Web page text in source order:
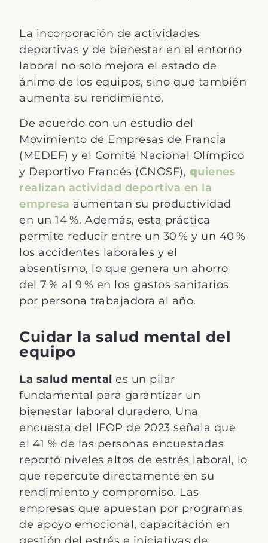
La incorporación de actividades
deportivas y de bienestar en el entorno
laboral no solo mejora el estado de
ánimo de los equipos, sino que también
aumenta su rendimiento.
De acuerdo con un estudio del
Movimiento de Empresas de Francia
(MEDEF) y el Comité Nacional Olímpico
y Deportivo Francés (CNOSF), quienes
realizan actividad deportiva en la
empresa aumentan su productividad
en un 14 %. Además, esta práctica
permite reducir entre un 30 % y un 40 %
los accidentes laborales y el
absentismo, lo que genera un ahorro
del 7 % al 9 % en los gastos sanitarios
por persona trabajadora al año.
Cuidar la salud mental del
equipo
La salud mental es un pilar
fundamental para garantizar un
bienestar laboral duradero. Una
encuesta del IFOP de 2023 señala que
el 41 % de las personas encuestadas
reportó niveles altos de estrés laboral, lo
que repercute directamente en su
rendimiento y compromiso. Las
empresas que apuestan por programas
de apoyo emocional, capacitación en